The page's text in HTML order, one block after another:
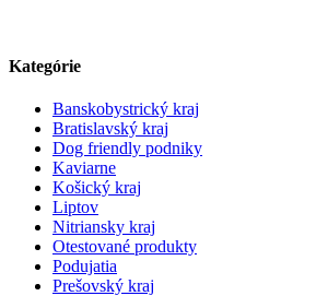
Kategórie
Banskobystrický kraj
Bratislavský kraj
Dog friendly podniky
Kaviarne
Košický kraj
Liptov
Nitriansky kraj
Otestované produkty
Podujatia
Prešovský kraj